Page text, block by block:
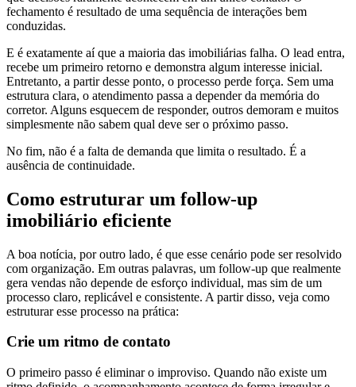
fechamento é resultado de uma sequência de interações bem
conduzidas.
E é exatamente aí que a maioria das imobiliárias falha. O lead entra,
recebe um primeiro retorno e demonstra algum interesse inicial.
Entretanto, a partir desse ponto, o processo perde força. Sem uma
estrutura clara, o atendimento passa a depender da memória do
corretor. Alguns esquecem de responder, outros demoram e muitos
simplesmente não sabem qual deve ser o próximo passo.
No fim, não é a falta de demanda que limita o resultado. É a
ausência de continuidade.
Como estruturar um follow-up
imobiliário eficiente
A boa notícia, por outro lado, é que esse cenário pode ser resolvido
com organização. Em outras palavras, um follow-up que realmente
gera vendas não depende de esforço individual, mas sim de um
processo claro, replicável e consistente. A partir disso, veja como
estruturar esse processo na prática:
Crie um ritmo de contato
O primeiro passo é eliminar o improviso. Quando não existe um